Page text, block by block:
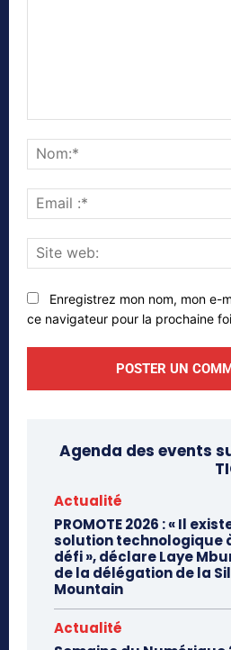
Enregistrez mon nom, mon e-
ce navigateur pour la prochaine
Agenda des events
Actualité
PROMOTE 2026 : « Il
solution technologique
défi », déclare Laye
de la délégation de la
Mountain
Actualité